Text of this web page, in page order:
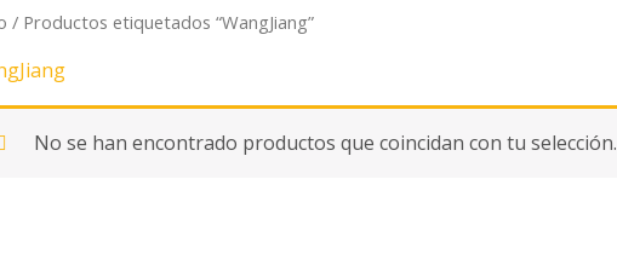
/ Productos etiquetados “WangJiang”
No se han encontrado productos que coincidan con tu selección.